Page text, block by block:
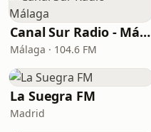
Canal Sur Radio - Málaga
Málaga · 104.6 FM
La Suegra FM
Madrid